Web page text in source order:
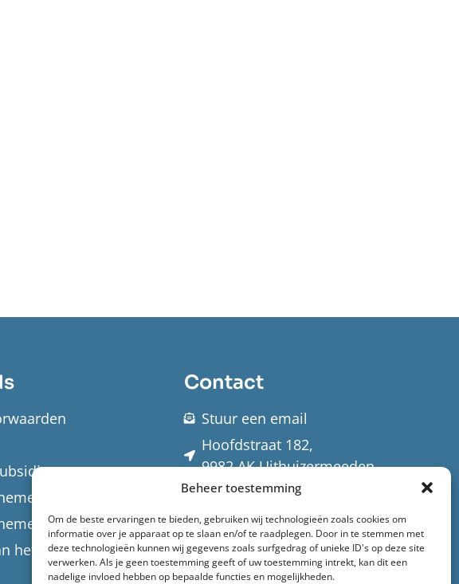
Beheer toestemming
Om de beste ervaringen te bieden, gebruiken wij technologieën zoals cookies om
informatie over je apparaat op te slaan en/of te raadplegen. Door in te stemmen met
deze technologieën kunnen wij gegevens zoals surfgedrag of unieke ID's op deze site
verwerken. Als je geen toestemming geeft of uw toestemming intrekt, kan dit een
nadelige invloed hebben op bepaalde functies en mogelijkheden.
kleur
wit
het fonds bij uw
Contact
Stuur een email
Hoofdstraat 182,
9982 AK Uithuizermeeden